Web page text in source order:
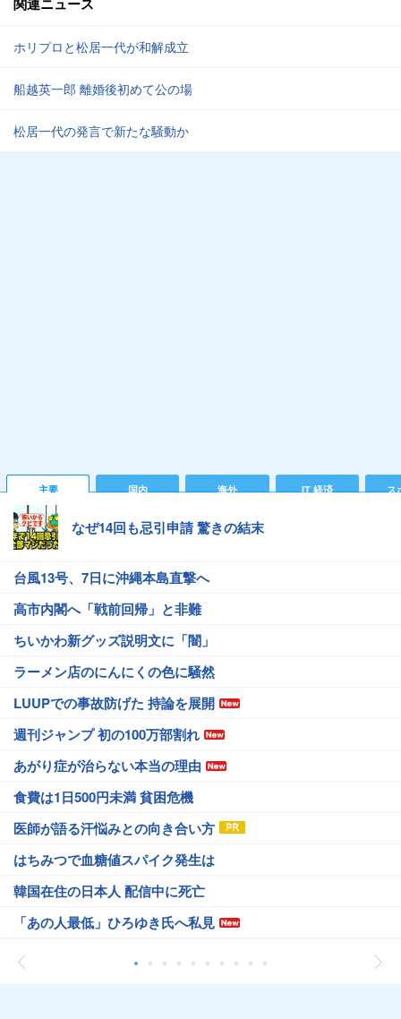
ホリプロと松居一代が和解成立
船越英一郎 離婚後初めて公の場
松居一代の発言で新たな騒動か
主要 国内 海外 IT 経済 ス
なぜ14回も忌引申請 驚きの結末
台風13号、7日に沖縄本島直撃へ
高市内閣へ「戦前回帰」と非難
ちいかわ新グッズ説明文に「闇」
ラーメン店のにんにくの色に騒然
LUUPでの事故防げた 持論を展開
週刊ジャンプ 初の100万部割れ
あがり症が治らない本当の理由
食費は1日500円未満 貧困危機
医師が語る汗悩みとの向き合い方
はちみつで血糖値スパイク発生は
韓国在住の日本人 配信中に死亡
「あの人最低」ひろゆき氏へ私見